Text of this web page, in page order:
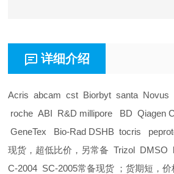
详细介绍
Acris abcam cst Biorbyt santa Novus
roche ABI R&D millipore BD Qiagen
GeneTex Bio-Rad DSHB tocris
现货，超低比价，另常备 Trizol
C-2004 SC-2005常备现货 ；货期短，